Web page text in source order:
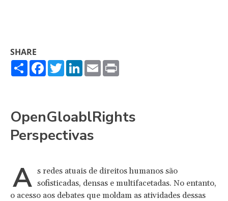
SHARE
ShareFacebook
TwitterLinkedIn
Email
OpenGloablRights
Perspectivas
A s redes atuais de direitos humanos são
sofisticadas, densas e multifacetadas. No entanto,
o acesso aos debates que moldam as atividades dessas